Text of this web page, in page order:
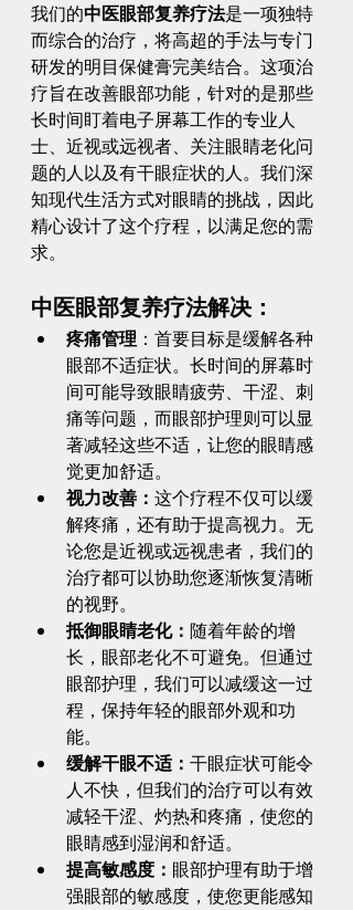
我们的中医眼部复养疗法是一项独特
而综合的治疗，将高超的手法与专门
研发的明目保健膏完美结合。这项治
疗旨在改善眼部功能，针对的是那些
长时间盯着电子屏幕工作的专业人
士、近视或远视者、关注眼睛老化问
题的人以及有干眼症状的人。我们深
知现代生活方式对眼睛的挑战，因此
精心设计了这个疗程，以满足您的需
求。
中医眼部复养疗法解决：
疼痛管理：首要目标是缓解各种
眼部不适症状。长时间的屏幕时
间可能导致眼睛疲劳、干涩、刺
痛等问题，而眼部护理则可以显
著减轻这些不适，让您的眼睛感
觉更加舒适。
视力改善： 这个疗程不仅可以缓
解疼痛，还有助于提高视力。无
论您是近视或远视患者，我们的
治疗都可以协助您逐渐恢复清晰
的视野。
抵御眼睛老化： 随着年龄的增
长，眼部老化不可避免。但通过
眼部护理，我们可以减缓这一过
程，保持年轻的眼部外观和功
能。
缓解干眼不适： 干眼症状可能令
人不快，但我们的治疗可以有效
减轻干涩、灼热和疼痛，使您的
眼睛感到湿润和舒适。
提高敏感度： 眼部护理有助于增
强眼部的敏感度，使您更能感知